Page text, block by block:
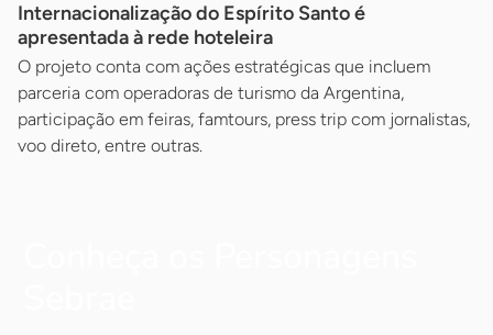
Internacionalização do Espírito Santo é
apresentada à rede hoteleira
O projeto conta com ações estratégicas que incluem
parceria com operadoras de turismo da Argentina,
participação em feiras, famtours, press trip com jornalistas,
voo direto, entre outras.